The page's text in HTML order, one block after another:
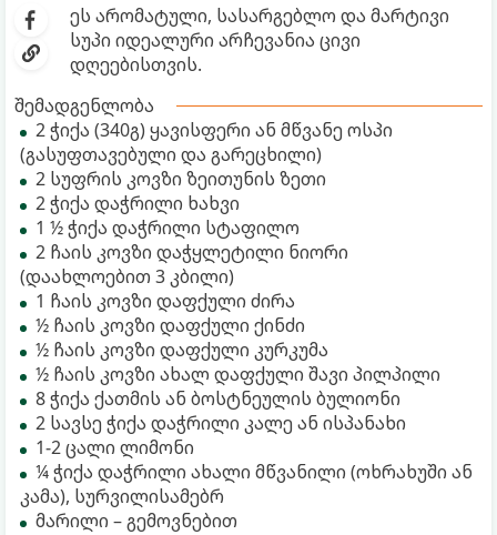
ეს არომატული, სასარგებლო და მარტივი
სუპი იდეალური არჩევანია ცივი
დღეებისთვის.
შემადგენლობა
2 ჭიქა (340გ) ყავისფერი ან მწვანე ოსპი
(გასუფთავებული და გარეცხილი)
2 სუფრის კოვზი ზეითუნის ზეთი
2 ჭიქა დაჭრილი ხახვი
1 ½ ჭიქა დაჭრილი სტაფილო
2 ჩაის კოვზი დაჭყლეტილი ნიორი
(დაახლოებით 3 კბილი)
1 ჩაის კოვზი დაფქული ძირა
½ ჩაის კოვზი დაფქული ქინძი
½ ჩაის კოვზი დაფქული კურკუმა
½ ჩაის კოვზი ახალ დაფქული შავი პილპილი
8 ჭიქა ქათმის ან ბოსტნეულის ბულიონი
2 სავსე ჭიქა დაჭრილი კალე ან ისპანახი
1-2 ცალი ლიმონი
¼ ჭიქა დაჭრილი ახალი მწვანილი (ოხრახუში ან
კამა), სურვილისამებრ
მარილი – გემოვნებით